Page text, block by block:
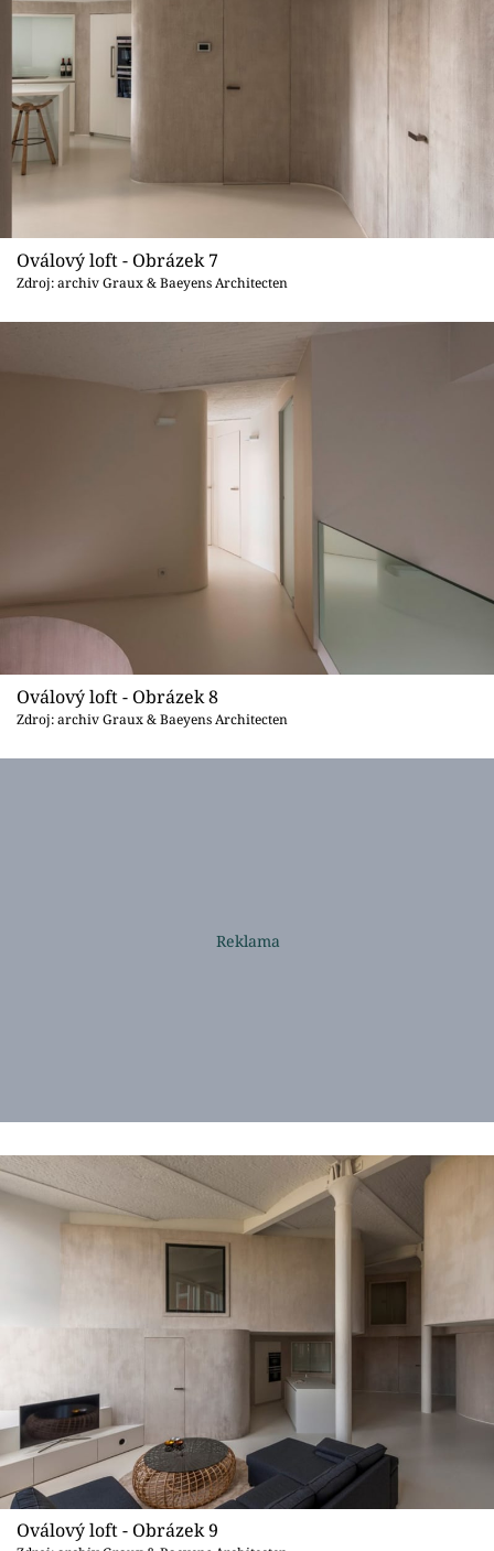
Oválový loft - Obrázek 7
Zdroj: archiv Graux & Baeyens Architecten
Oválový loft - Obrázek 8
Zdroj: archiv Graux & Baeyens Architecten
Oválový loft - Obrázek 9